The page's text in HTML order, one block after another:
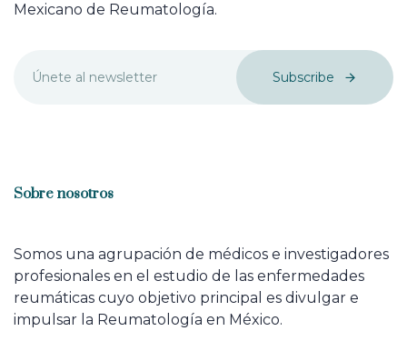
Mexicano de Reumatología.
Subscribe
Sobre nosotros
Somos una agrupación de médicos e investigadores
profesionales en el estudio de las enfermedades
reumáticas cuyo objetivo principal es divulgar e
impulsar la Reumatología en México.